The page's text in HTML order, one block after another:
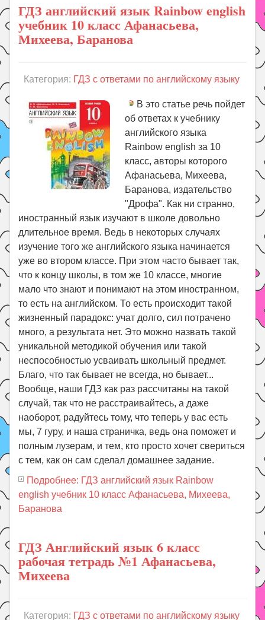
ГДЗ английский язык Rainbow english
учебник 10 класс Афанасьева,
Михеева, Баранова
Категория: ГДЗ с ответами по английскому языку
В это статье речь пойдет
об ответах к учебнику
английского языка
Rainbow english за 10
класс, авторы которого
Афанасьева, Михеева,
Баранова, издательство
"Дрофа". Как ни странно,
иностранный язык изучают в школе довольно
длительное время. Ведь в некоторых случаях
изучение того же английского языка начинается
уже во втором классе. При этом часто бывает так,
что к концу школы, в том же 10 классе, многие
мало что знают и понимают на этом иностранном,
то есть на английском. То есть происходит такой
жизненный парадокс: учат долго, сил потрачено
много, а результата нет. Это можно назвать такой
уникальной методикой обучения или такой
неспособностью усваивать школьный предмет.
Благо, что так бывает не всегда, но бывает...
Вообще, наши ГДЗ как раз рассчитаны на такой
случай, так что не расстраивайтесь, а даже
наоборот, радуйтесь тому, что теперь у вас есть
мы, 7 гуру, и наша страничка, ведь она поможет и
полным лузерам, и тем, кто просто хочет свериться
с тем, как он сам сделал домашнее задание.
Подробнее: ГДЗ английский язык Rainbow
english учебник 10 класс Афанасьева, Михеева,
Баранова
ГДЗ Английский язык 6 класс
рабочая тетрадь №1 Афанасьева,
Михеева
Категория: ГДЗ с ответами по английскому языку